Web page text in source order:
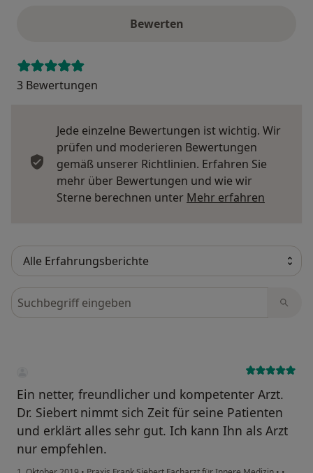
Bewerten
3 Bewertungen
Jede einzelne Bewertungen ist wichtig. Wir
prüfen und moderieren Bewertungen
gemäß unserer Richtlinien. Erfahren Sie
mehr über Bewertungen und wie wir
Sterne berechnen unter Mehr erfahren
Bewertungen durchsuchen
Ein netter, freundlicher und kompetenter Arzt.
Dr. Siebert nimmt sich Zeit für seine Patienten
und erklärt alles sehr gut. Ich kann Ihn als Arzt
nur empfehlen.